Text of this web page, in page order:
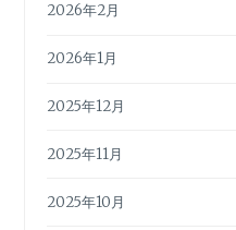
2026年2月
2026年1月
2025年12月
2025年11月
2025年10月